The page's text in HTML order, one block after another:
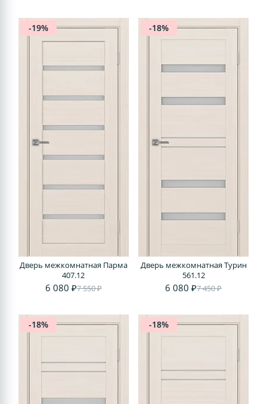
-19%
Дверь межкомнатная Парма
407.12
6 080 ₽7 550 ₽
-18%
Дверь межкомнатная Турин
561.12
6 080 ₽7 450 ₽
-18% -18%